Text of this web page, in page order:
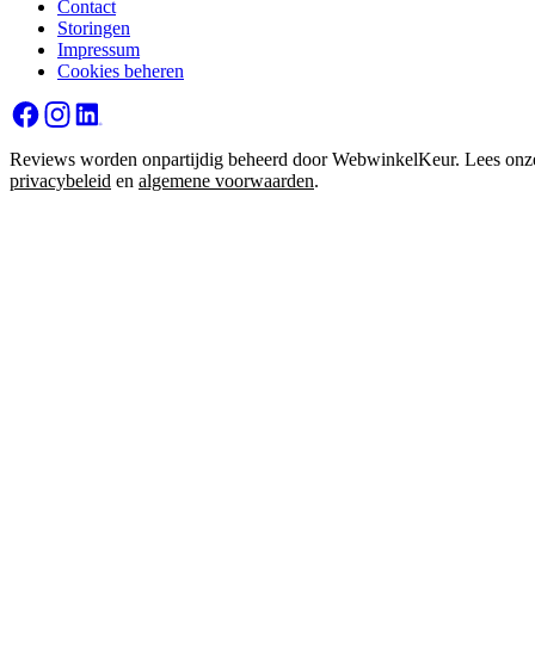
Contact
Storingen
Impressum
Cookies beheren
Reviews worden onpartijdig beheerd door WebwinkelKeur. Lees
privacybeleid en algemene voorwaarden.